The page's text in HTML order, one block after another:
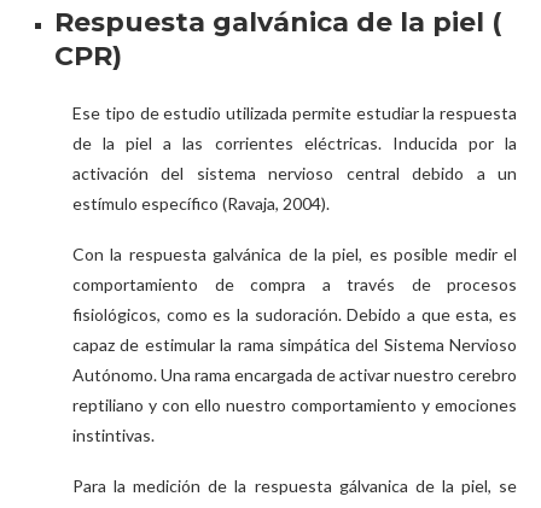
Respuesta galvánica de la piel (
CPR)
Ese tipo de estudio utilizada permite estudiar la respuesta
de la piel a las corrientes eléctricas. Inducida por la
activación del sistema nervioso central debido a un
estímulo específico (Ravaja, 2004).
Con la respuesta galvánica de la piel, es posible medir el
comportamiento de compra a través de procesos
fisiológicos, como es la sudoración. Debido a que esta, es
capaz de estimular la rama simpática del Sistema Nervioso
Autónomo. Una rama encargada de activar nuestro cerebro
reptiliano y con ello nuestro comportamiento y emociones
instintivas.
Para la medición de la respuesta gálvanica de la piel, se